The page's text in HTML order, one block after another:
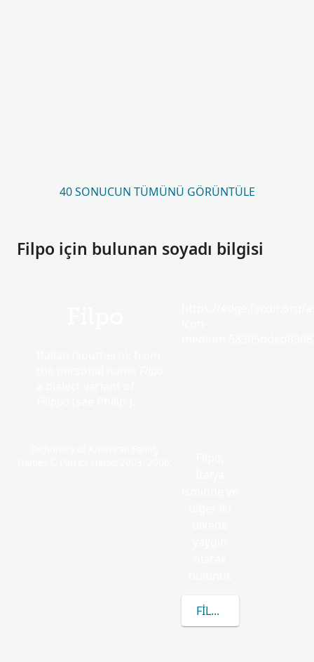
40 SONUCUN TÜMÜNÜ GÖRÜNTÜLE
Filpo için bulunan soyadı bilgisi
FILPO HAKKINDA